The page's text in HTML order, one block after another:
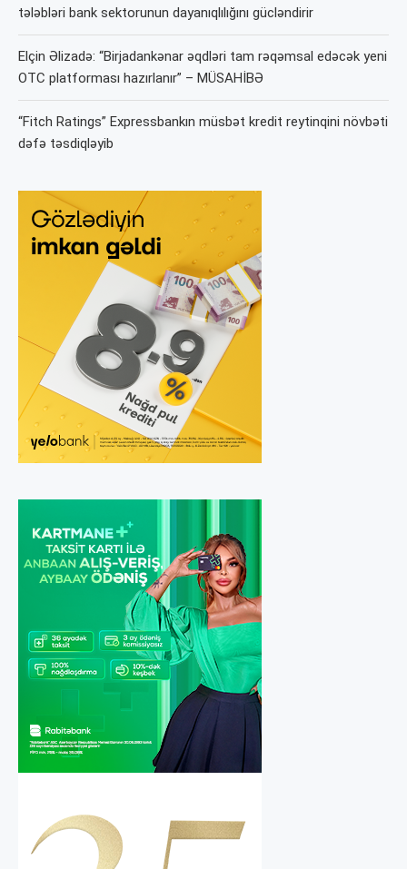
tələbləri bank sektorunun dayanıqlılığını gücləndirir
Elçin Əlizadə: “Birjadankənar əqdləri tam rəqəmsal edəcək yeni
OTC platforması hazırlanır” – MÜSAHİBƏ
“Fitch Ratings” Expressbankın müsbət kredit reytinqini növbəti
dəfə təsdiqləyib